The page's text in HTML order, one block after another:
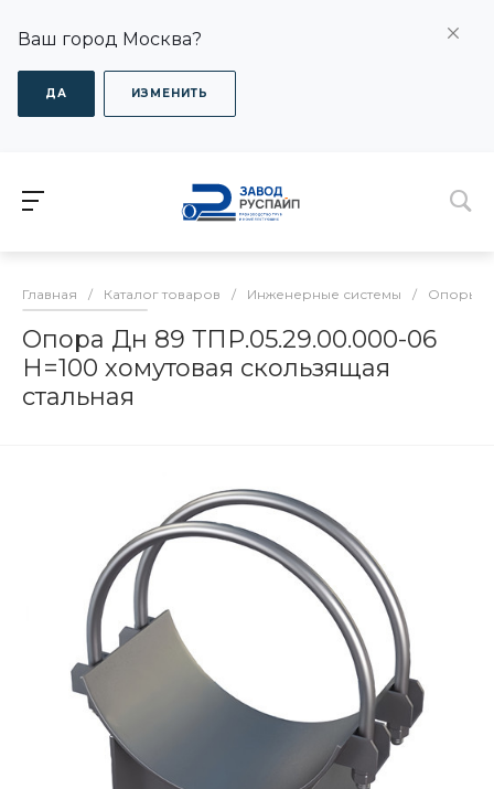
Ваш город Москва?
ДА ИЗМЕНИТЬ
Главная / Каталог товаров / Инженерные системы / Опоры
Опора Дн 89 ТПР.05.29.00.000-06
H=100 хомутовая скользящая
стальная